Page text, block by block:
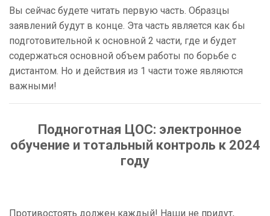
Вы сейчас будете читать первую часть. Образцы
заявлений будут в конце. Эта часть является как бы
подготовительной к основной 2 части, где и будет
содержаться основной объем работы по борьбе с
дистантом. Но и действия из 1 части тоже являются
важными!
Подноготная ЦОС: электронное
обучение и тотальный контроль к 2024
году
Противостоять должен каждый! Наши не придут,